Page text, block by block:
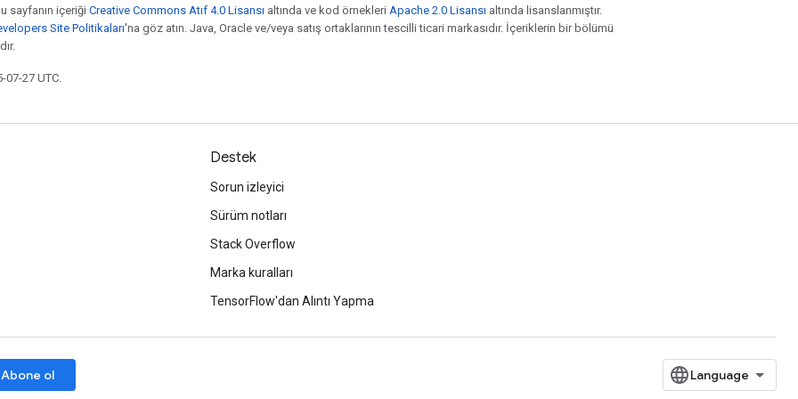
sayfanın içeriği Creative Commons Atıf 4.0 Lisansı altında ve kod örnekleri Apache 2.0 Lisansı altında lisanslanmıştır.
Site Politikaları'na göz atın. Java, Oracle ve/veya satış ortaklarının tescilli ticari markasıdır. İçeriklerin bir bölümü
27 UTC.
Destek
Sorun izleyici
Sürüm notları
Stack Overflow
Marka kuralları
TensorFlow'dan Alıntı Yapma
Abone ol